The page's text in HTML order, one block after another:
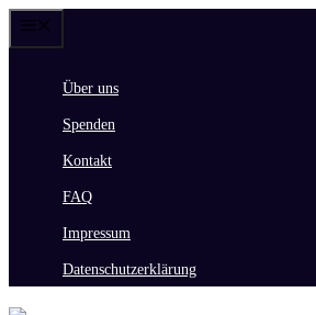
Zum
springenÜber uns
Spenden
Kontakt
FAQ
Impressum
Datenschutzerklärung